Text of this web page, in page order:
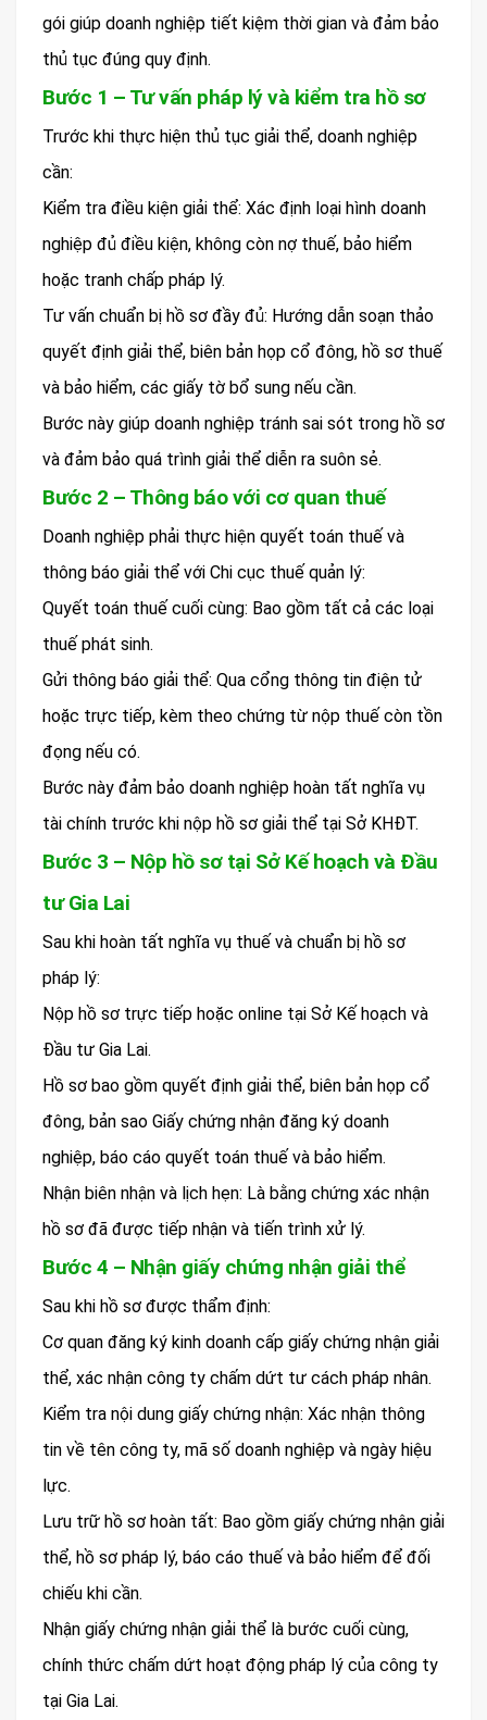
gói giúp doanh nghiệp tiết kiệm thời gian và đảm bảo
thủ tục đúng quy định.
Bước 1 – Tư vấn pháp lý và kiểm tra hồ sơ
Trước khi thực hiện thủ tục giải thể, doanh nghiệp
cần:
Kiểm tra điều kiện giải thể: Xác định loại hình doanh
nghiệp đủ điều kiện, không còn nợ thuế, bảo hiểm
hoặc tranh chấp pháp lý.
Tư vấn chuẩn bị hồ sơ đầy đủ: Hướng dẫn soạn thảo
quyết định giải thể, biên bản họp cổ đông, hồ sơ thuế
và bảo hiểm, các giấy tờ bổ sung nếu cần.
Bước này giúp doanh nghiệp tránh sai sót trong hồ sơ
và đảm bảo quá trình giải thể diễn ra suôn sẻ.
Bước 2 – Thông báo với cơ quan thuế
Doanh nghiệp phải thực hiện quyết toán thuế và
thông báo giải thể với Chi cục thuế quản lý:
Quyết toán thuế cuối cùng: Bao gồm tất cả các loại
thuế phát sinh.
Gửi thông báo giải thể: Qua cổng thông tin điện tử
hoặc trực tiếp, kèm theo chứng từ nộp thuế còn tồn
đọng nếu có.
Bước này đảm bảo doanh nghiệp hoàn tất nghĩa vụ
tài chính trước khi nộp hồ sơ giải thể tại Sở KHĐT.
Bước 3 – Nộp hồ sơ tại Sở Kế hoạch và Đầu
tư Gia Lai
Sau khi hoàn tất nghĩa vụ thuế và chuẩn bị hồ sơ
pháp lý:
Nộp hồ sơ trực tiếp hoặc online tại Sở Kế hoạch và
Đầu tư Gia Lai.
Hồ sơ bao gồm quyết định giải thể, biên bản họp cổ
đông, bản sao Giấy chứng nhận đăng ký doanh
nghiệp, báo cáo quyết toán thuế và bảo hiểm.
Nhận biên nhận và lịch hẹn: Là bằng chứng xác nhận
hồ sơ đã được tiếp nhận và tiến trình xử lý.
Bước 4 – Nhận giấy chứng nhận giải thể
Sau khi hồ sơ được thẩm định:
Cơ quan đăng ký kinh doanh cấp giấy chứng nhận giải
thể, xác nhận công ty chấm dứt tư cách pháp nhân.
Kiểm tra nội dung giấy chứng nhận: Xác nhận thông
tin về tên công ty, mã số doanh nghiệp và ngày hiệu
lực.
Lưu trữ hồ sơ hoàn tất: Bao gồm giấy chứng nhận giải
thể, hồ sơ pháp lý, báo cáo thuế và bảo hiểm để đối
chiếu khi cần.
Nhận giấy chứng nhận giải thể là bước cuối cùng,
chính thức chấm dứt hoạt động pháp lý của công ty
tại Gia Lai.